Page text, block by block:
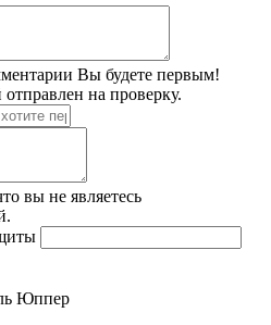
Вы будете первым!
на проверку.
вы не являетесь
Юппер